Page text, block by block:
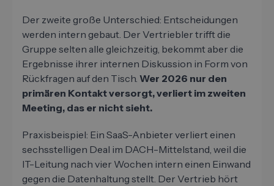
Der zweite große Unterschied: Entscheidungen
werden intern gebaut. Der Vertriebler trifft die
Gruppe selten alle gleichzeitig, bekommt aber die
Ergebnisse ihrer internen Diskussion in Form von
Rückfragen auf den Tisch. Wer 2026 nur den
primären Kontakt versorgt, verliert im zweiten
Meeting, das er nicht sieht.
Praxisbeispiel: Ein SaaS-Anbieter verliert einen
sechsstelligen Deal im DACH-Mittelstand, weil die
IT-Leitung nach vier Wochen intern einen Einwand
gegen die Datenhaltung stellt. Der Vertrieb hört